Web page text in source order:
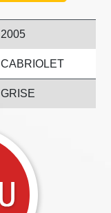
2005
CABRIOLET
GRISE